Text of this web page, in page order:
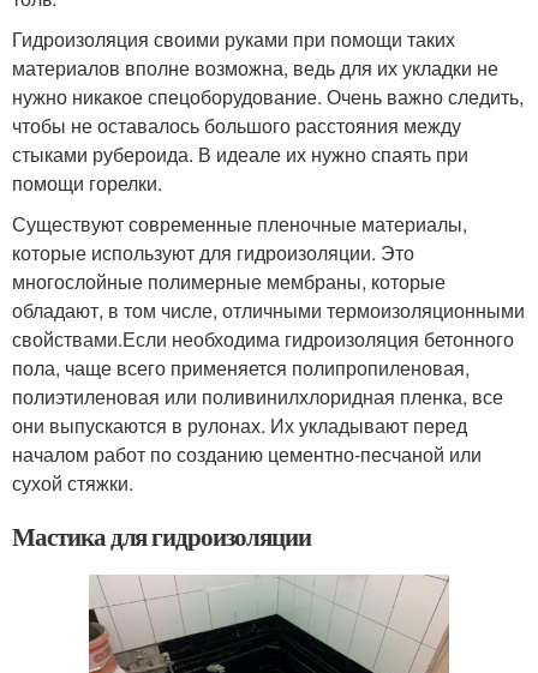
Гидроизоляция своими руками при помощи таких
материалов вполне возможна, ведь для их укладки не
нужно никакое спецоборудование. Очень важно следить,
чтобы не оставалось большого расстояния между
стыками рубероида. В идеале их нужно спаять при
помощи горелки.
Существуют современные пленочные материалы,
которые используют для гидроизоляции. Это
многослойные полимерные мембраны, которые
обладают, в том числе, отличными термоизоляционными
свойствами.Если необходима гидроизоляция бетонного
пола, чаще всего применяется полипропиленовая,
полиэтиленовая или поливинилхлоридная пленка, все
они выпускаются в рулонах. Их укладывают перед
началом работ по созданию цементно-песчаной или
сухой стяжки.
Мастика для гидроизоляции